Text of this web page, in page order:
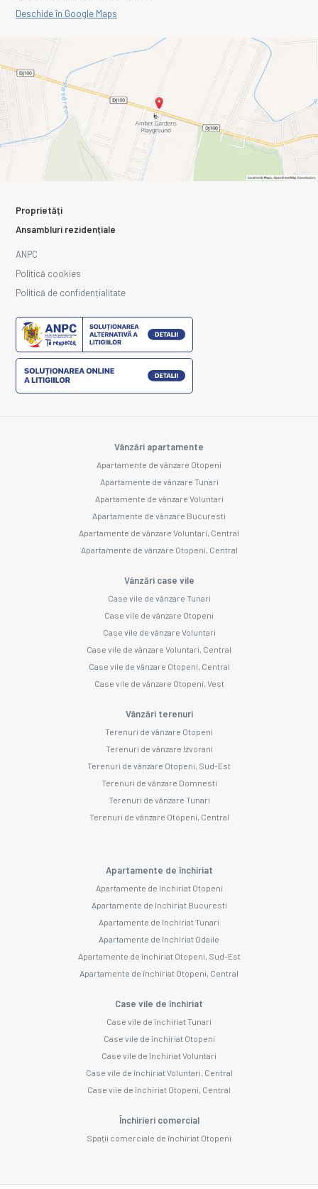
Deschide în Google Maps
Proprietăți
Ansambluri rezidențiale
ANPC
Politică cookies
Politică de confidențialitate
Vânzări apartamente
Apartamente de vânzare Otopeni
Apartamente de vânzare Tunari
Apartamente de vânzare Voluntari
Apartamente de vânzare Bucuresti
Apartamente de vânzare Voluntari, Central
Apartamente de vânzare Otopeni, Central
Vânzări case vile
Case vile de vânzare Tunari
Case vile de vânzare Otopeni
Case vile de vânzare Voluntari
Case vile de vânzare Voluntari, Central
Case vile de vânzare Otopeni, Central
Case vile de vânzare Otopeni, Vest
Vânzări terenuri
Terenuri de vânzare Otopeni
Terenuri de vânzare Izvorani
Terenuri de vânzare Otopeni, Sud-Est
Terenuri de vânzare Domnesti
Terenuri de vânzare Tunari
Terenuri de vânzare Otopeni, Central
Apartamente de închiriat
Apartamente de închiriat Otopeni
Apartamente de închiriat Bucuresti
Apartamente de închiriat Tunari
Apartamente de închiriat Odaile
Apartamente de închiriat Otopeni, Sud-Est
Apartamente de închiriat Otopeni, Central
Case vile de închiriat
Case vile de închiriat Tunari
Case vile de închiriat Otopeni
Case vile de închiriat Voluntari
Case vile de închiriat Voluntari, Central
Case vile de închiriat Otopeni, Central
Închirieri comercial
Spații comerciale de închiriat Otopeni